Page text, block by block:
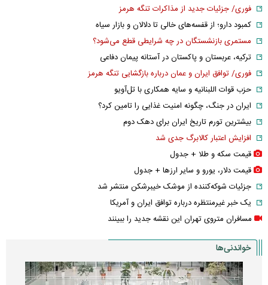
فوری/ جزئیات جدید از مذاکرات تنگه هرمز
کمبود دارو؛ از قفسه‌های خالی تا دلالان و بازار سیاه
مستمری بازنشستگان در چه شرایطی قطع می‌شود؟
ترکیه، عربستان و پاکستان در آستانه پیمان دفاعی
فوری/ توافق ایران و عمان درباره بازگشایی تنگه هرمز
حزب قوات اللبنانیه و سایه همکاری با تل‌آویو
ایران در جنگ، چگونه امنیت غذایی را تامین کرد؟
بیشترین تورم تاریخ ایران برای دهک دوم
افزایش اعتبار کالابرگ جدی شد
قیمت سکه و طلا + جدول
قیمت دلار، یورو و سایر ارز‌ها + جدول
جزئیات شوکه‌کننده از موشک خیبرشکن منتشر شد
یک خبر غیرمنتظره درباره توافق ایران و آمریکا
مسافران متروی تهران این نقشه جدید را ببینند
خواندنی‌ها